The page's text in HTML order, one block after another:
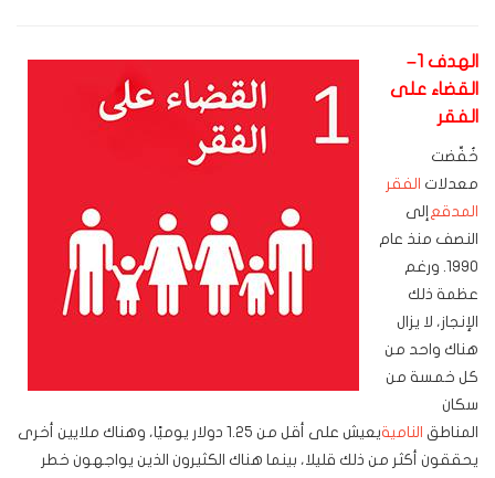
الهدف 1–
القضاء على
الفقر
خُفِّضت
معدلات الفقر
المدقع إلى
النصف منذ عام
1990. ورغم
عظمة ذلك
الإنجاز، لا يزال
هناك واحد من
كل خمسة من
سكان
المناطق النامية
يعيش على أقل من 1.25 دولار يوميًا، وهناك ملايين أخرى
يحققون أكثر من ذلك قليلا، بينما هناك الكثيرون الذين يواجهون خطر